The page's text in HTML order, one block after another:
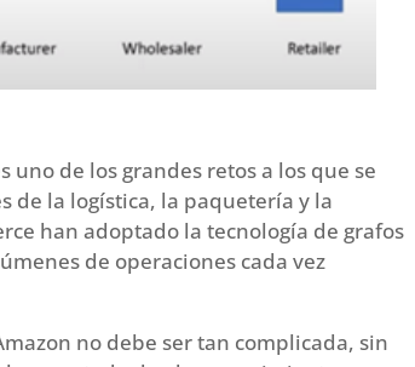
de los grandes retos a los que se
de la logística, la paquetería y la
han adoptado la tecnología de grafos
de operaciones cada vez
no debe ser tan complicada, sin